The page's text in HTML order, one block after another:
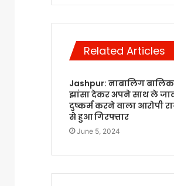
Related Articles
Jashpur: नाबालिग
झांसा देकर अपने साथ ले
दुष्कर्म करने वाला आरोपी
से हुआ गिरफ्तार
June 5, 2024